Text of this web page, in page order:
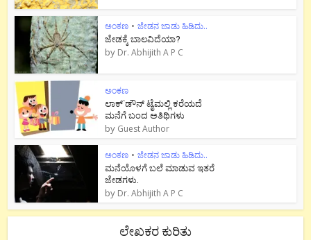
ಅಂಕಣ • ಜೇಡನ ಜಾಡು ಹಿಡಿದು..
ಜೇಡಕ್ಕೆ ಬಾಲವಿದೆಯಾ?
by Dr. Abhijith A P C
ಅಂಕಣ
ಲಾಕ್`ಡೌನ್ ಟೈಮಲ್ಲಿ ಕರೆಯದೆ
ಮನೆಗೆ ಬಂದ ಅತಿಥಿಗಳು
by Guest Author
ಅಂಕಣ • ಜೇಡನ ಜಾಡು ಹಿಡಿದು..
ಮನೆಯೊಳಗೆ ಬಲೆ ಮಾಡುವ ಇತರೆ
ಜೇಡಗಳು.
by Dr. Abhijith A P C
ಲೇಖಕರ ಕುರಿತು